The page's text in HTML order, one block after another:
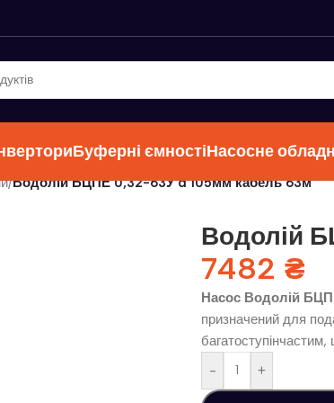
Буферні ємностіНасосне
/Водолій БЦПЕ 0,32-63У d 105мм кабель 63м
Водолій
7482 ₴
Насос Водолій
призначений для
-
+